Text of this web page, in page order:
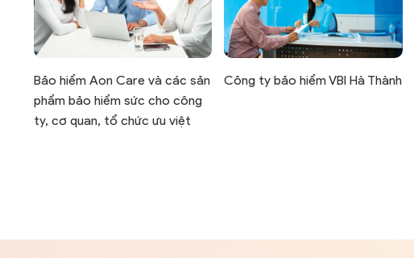
Bảo hiểm Aon Care và các sản
phẩm bảo hiểm sức cho công
ty, cơ quan, tổ chức ưu việt
Công ty bảo hiểm VBI Hà Thành